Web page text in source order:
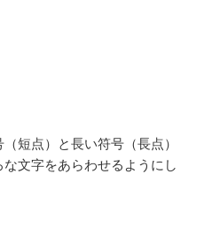
短点）と長い符号（長点）
文字をあらわせるようにし